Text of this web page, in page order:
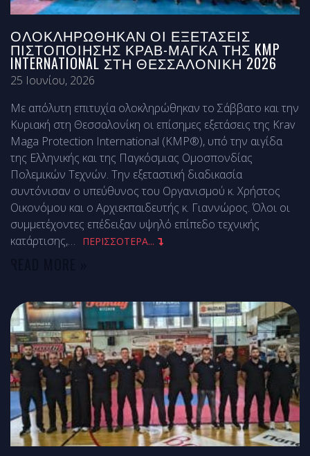
ΟΛΟΚΛΗΡΏΘΗΚΑΝ ΟΙ ΕΞΕΤΆΣΕΙΣ
ΠΙΣΤΟΠΟΊΗΣΗΣ ΚΡΑΒ-ΜΑΓΚΆ ΤΗΣ KMP
INTERNATIONAL ΣΤΗ ΘΕΣΣΑΛΟΝΊΚΗ 2026
25 Ιουνίου, 2026
Με απόλυτη επιτυχία ολοκληρώθηκαν το Σάββατο και την
Κυριακή στη Θεσσαλονίκη οι επίσημες εξετάσεις της Krav
Maga Protection International (KMP®), υπό την αιγίδα
της Ελληνικής και της Παγκόσμιας Ομοσπονδίας
Πολεμικών Τεχνών. Την εξεταστική διαδικασία
συντόνισαν ο υπεύθυνος του Οργανισμού κ. Χρήστος
Οικονόμου και ο Αρχιεκπαιδευτής κ. Γιαννώρος. Όλοι οι
συμμετέχοντες επέδειξαν υψηλό επίπεδο τεχνικής
κατάρτισης,… ΠΕΡΙΣΣΟΤΕΡΑ...